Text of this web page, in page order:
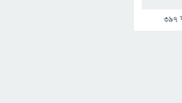
397